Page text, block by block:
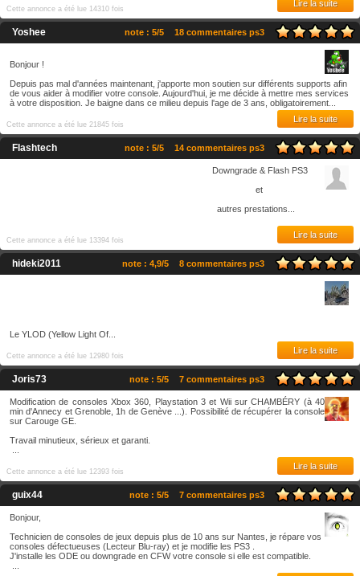
Cette annonce a été lue 14310 fois
Lire la suite
Yoshee 18 commentaires ps3
note : 5/5
Bonjour !
Depuis pas mal d'années maintenant, j'apporte mon soutien sur différents supports afin
de vous aider à modifier votre console. Aujourd'hui, je me décide à mettre mes services
à votre disposition. Je baigne dans ce milieu depuis l'age de 3 ans, obligatoirement...
Cette annonce a été lue 21845 fois
Lire la suite
Flashtech 14 commentaires ps3
note : 5/5
Downgrade & Flash PS3
et
autres prestations...
Cette annonce a été lue 13394 fois
Lire la suite
hideki2011 8 commentaires ps3
note : 4,9/5
Le YLOD (Yellow Light Of...
Cette annonce a été lue 12980 fois
Lire la suite
Joris73 7 commentaires ps3
note : 5/5
Modification de consoles Xbox 360, Playstation 3 et Wii sur CHAMBÉRY (à 40
min d'Annecy et Grenoble, 1h de Genève ...). Possibilité de récupérer la console
sur Carouge GE.
Travail minutieux, sérieux et garanti.
Cette annonce a été lue 12393 fois
Lire la suite
guix44 7 commentaires ps3
note : 5/5
Bonjour,
Technicien de consoles de jeux depuis plus de 10 ans sur Nantes, je répare vos
consoles défectueuses (Lecteur Blu-ray) et je modifie les PS3 .
J'installe les ODE ou downgrade en CFW votre console si elle est compatible.